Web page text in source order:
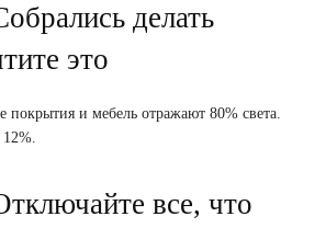
делать
это
покрытия и мебель отражают 80% света.
все, что